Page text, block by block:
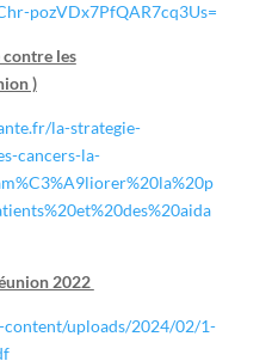
pozVDx7PfQAR7cq3Us=
contre les
)
la-strategie-
cancers-la-
2022
uploads/2024/02/1-